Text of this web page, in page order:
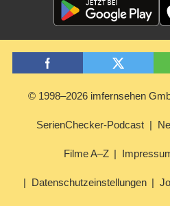
© 1998–2026 imfernsehen
SerienChecker-Podcast
Filme A–Z
Datenschutzeinstellungen